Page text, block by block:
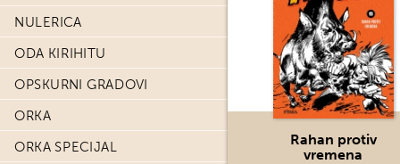
NULERICA
ODA KIRIHITU
OPSKURNI GRADOVI
ORKA
ORKA SPECIJAL
Rahan protiv
vremena